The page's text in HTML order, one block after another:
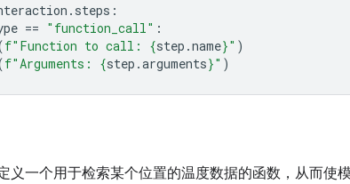
. steps :
== "function_call" :
f"Function to call: {step .name}" )
f"Arguments: {step .arguments}" )
义一个用于检索某个位置的温度数据的函数，从而使